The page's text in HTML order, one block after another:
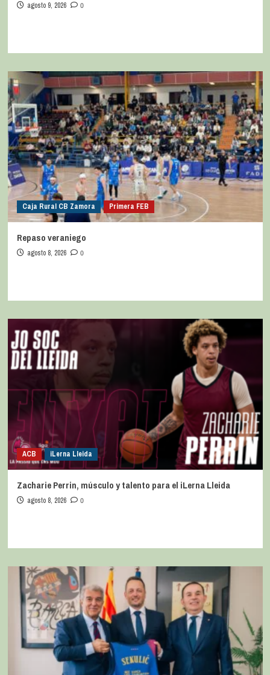
agosto 9, 2026 0
Caja Rural CB Zamora Primera FEB
Repaso veraniego
agosto 8, 2026 0
ACB iLerna Lleida
Zacharie Perrin, músculo y talento para el iLerna Lleida
agosto 8, 2026 0